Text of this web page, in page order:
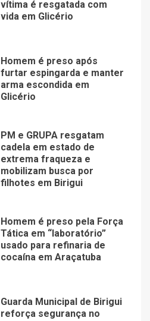
vítima é resgatada com
vida em Glicério
Homem é preso após
furtar espingarda e manter
arma escondida em
Glicério
PM e GRUPA resgatam
cadela em estado de
extrema fraqueza e
mobilizam busca por
filhotes em Birigui
Homem é preso pela Força
Tática em “laboratório”
usado para refinaria de
cocaína em Araçatuba
Guarda Municipal de Birigui
reforça segurança no